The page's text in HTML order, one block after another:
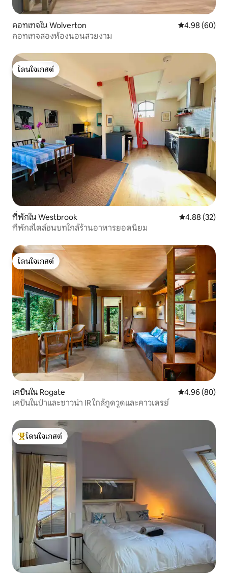
คอทเทจใน Wolverton คะแนนเฉลี่ย
4.98 (60)
คอทเทจสองห้องนอนสวยงาม
โดนใจเกสต์
โดนใจเกสต์
ที่พักใน Westbrook คะแนนเฉลี่ย
4.88 (32)
ที่พักสไตล์ชนบทใกล้ร้านอาหารยอดนิยม
โดนใจเกสต์
โดนใจเกสต์
เคบินใน Rogate คะแนนเฉลี่ย
4.96 (80)
เคบินในป่าและซาวน่า IR ใกล้กูดวูดและคาวเดรย์
โดนใจเกสต์ที่สุด
โดนใจเกสต์